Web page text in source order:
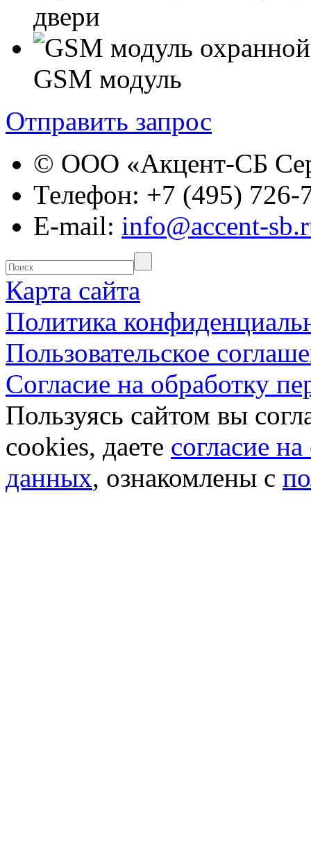
двери
GSM модуль
Отправить запрос
© ООО «Акцент-СБ
Телефон: +7 (495) 726-
E-mail: info@accent-
Карта сайта
Политика
Пользовательское
Согласие на обработку
Пользуясь сайтом вы
cookies, даете согласие
данных, ознакомлены с